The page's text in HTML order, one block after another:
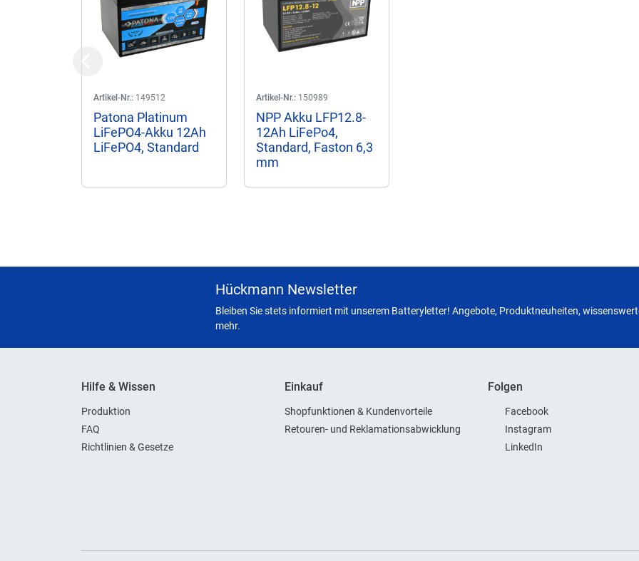
Artikel-Nr.: 149512
Patona Platinum
LiFePO4-Akku 12Ah
LiFePO4, Standard
Artikel-Nr.: 150989
NPP Akku LFP12.8-
12Ah LiFePo4,
Standard, Faston 6,3
mm
Hückmann Newsletter
Bleiben Sie stets informiert mit unserem Batteryletter! Angebote, Produktneuheiten,
mehr.
Hilfe & Wissen
Produktion
FAQ
Richtlinien & Gesetze
Einkauf
Shopfunktionen & Kundenvorteile
Retouren- und Reklamationsabwicklung
Folgen
Facebook
Instagram
LinkedIn